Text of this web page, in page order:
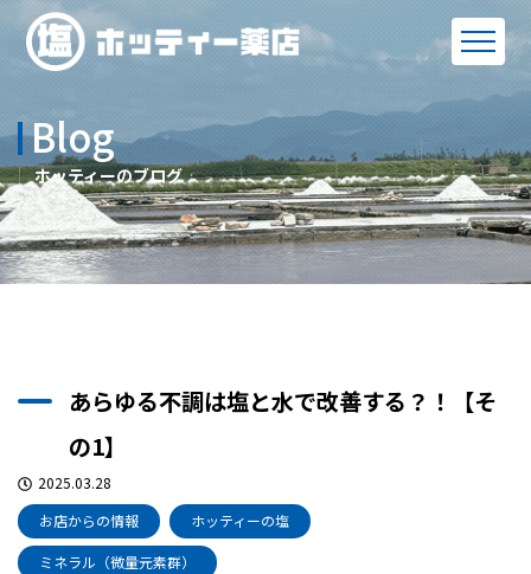
Blog
ホッティーのブログ
あらゆる不調は塩と水で改善する？！【そ
の1】
2025.03.28
お店からの情報
ホッティーの塩
ミネラル（微量元素群）